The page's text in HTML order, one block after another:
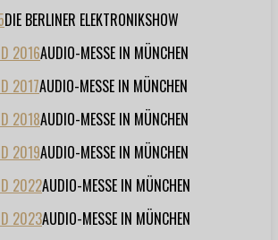
DIE BERLINER ELEKTRONIKSHOW
2016AUDIO-MESSE IN MÜNCHEN
2017AUDIO-MESSE IN MÜNCHEN
2018AUDIO-MESSE IN MÜNCHEN
2019AUDIO-MESSE IN MÜNCHEN
2022AUDIO-MESSE IN MÜNCHEN
2023AUDIO-MESSE IN MÜNCHEN